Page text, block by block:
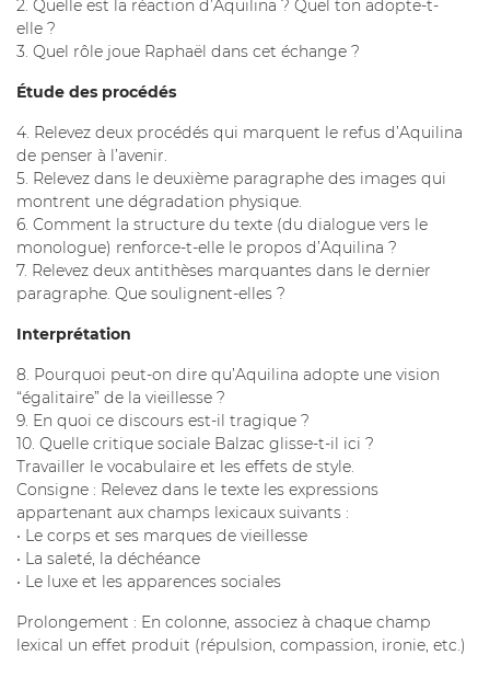
2. Quelle est la réaction d’Aquilina ? Quel ton adopte-t-
elle ?
3. Quel rôle joue Raphaël dans cet échange ?
Étude des procédés
4. Relevez deux procédés qui marquent le refus d’Aquilina
de penser à l’avenir.
5. Relevez dans le deuxième paragraphe des images qui
montrent une dégradation physique.
6. Comment la structure du texte (du dialogue vers le
monologue) renforce-t-elle le propos d’Aquilina ?
7. Relevez deux antithèses marquantes dans le dernier
paragraphe. Que soulignent-elles ?
Interprétation
8. Pourquoi peut-on dire qu’Aquilina adopte une vision
“égalitaire” de la vieillesse ?
9. En quoi ce discours est-il tragique ?
10. Quelle critique sociale Balzac glisse-t-il ici ?
Travailler le vocabulaire et les effets de style.
Consigne : Relevez dans le texte les expressions
appartenant aux champs lexicaux suivants :
• Le corps et ses marques de vieillesse
• La saleté, la déchéance
• Le luxe et les apparences sociales
Prolongement : En colonne, associez à chaque champ
lexical un effet produit (répulsion, compassion, ironie, etc.)